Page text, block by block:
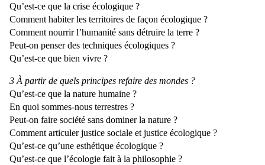
Qu’est-ce que la crise écologique ?
Comment habiter les territoires de façon écologique ?
Comment nourrir l’humanité sans détruire la terre ?
Peut-on penser des techniques écologiques ?
Qu’est-ce que bien vivre ?
3 À partir de quels principes refaire des mondes ?
Qu’est-ce que la nature humaine ?
En quoi sommes-nous terrestres ?
Peut-on faire société sans dominer la nature ?
Comment articuler justice sociale et justice écologique ?
Qu’est-ce qu’une esthétique écologique ?
Qu’est-ce que l’écologie fait à la philosophie ?